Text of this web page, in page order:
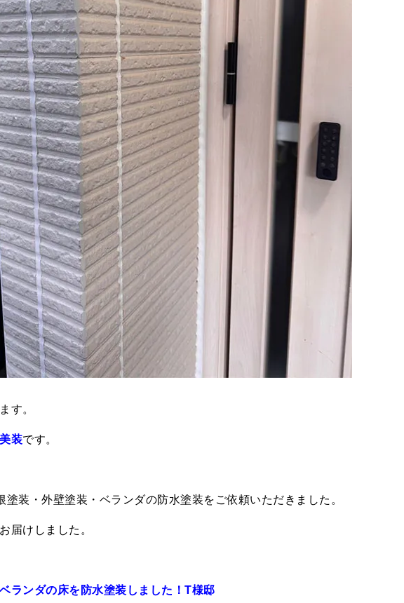
す。
装です。
装・外壁塗装・ベランダの防水塗装をご依頼いただきました。
届けしました。
ランダの床を防水塗装しました！T様邸